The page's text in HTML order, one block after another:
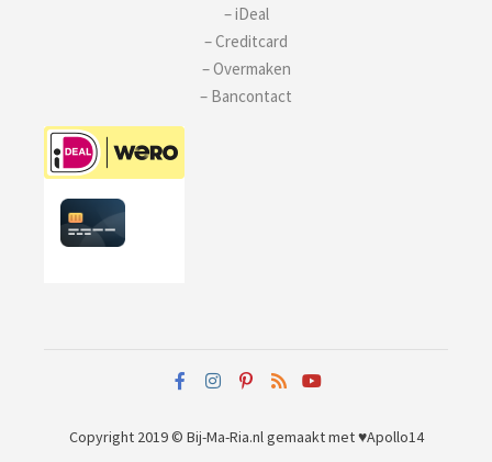
– iDeal
– Creditcard
– Overmaken
– Bancontact
Copyright 2019 © Bij-Ma-Ria.nlgemaakt met ♥Apollo14